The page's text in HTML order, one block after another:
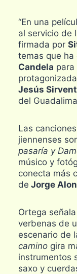
“En una
al servicio de
firmada por
temas que ha
Candela para
Jesús Sirvent
del
Las
jiennenses
pasaría y
músico y
conecta más
de Jorge
Ortega
verbenas de
escenario de
caminogira
instrumentos
saxo y